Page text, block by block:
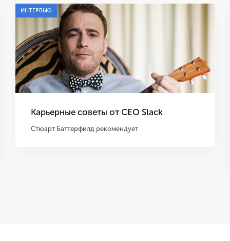
ИНТЕРВЬЮ
Карьерные советы от CEO Slack
Стюарт Баттерфилд рекомендует